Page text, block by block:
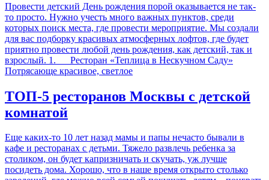
Провести детский День рождения порой оказывается не так-
то просто. Нужно учесть много важных пунктов, среди
которых поиск места, где провести мероприятие. Мы создали
для вас подборку красивых атмосферных лофтов, где будет
приятно провести любой день рождения, как детский, так и
взрослый. 1. Ресторан «Теплица в Нескучном Саду»
Потрясающе красивое, светлое
ТОП-5 ресторанов Москвы с детской
комнатой
Еще каких-то 10 лет назад мамы и папы нечасто бывали в
кафе и ресторанах с детьми. Тяжело развлечь ребенка за
столиком, он будет капризничать и скучать, уж лучше
посидеть дома. Хорошо, что в наше время открыто столько